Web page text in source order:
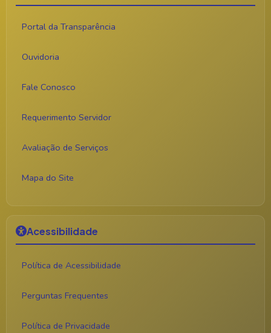
Portal da Transparência
Ouvidoria
Fale Conosco
Requerimento Servidor
Avaliação de Serviços
Mapa do Site
Acessibilidade
Política de Acessibilidade
Perguntas Frequentes
Política de Privacidade